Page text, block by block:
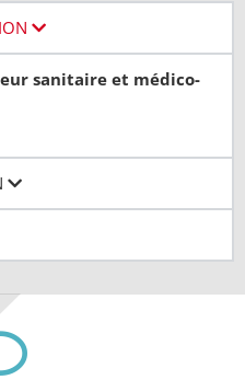
sanitaire et médico-